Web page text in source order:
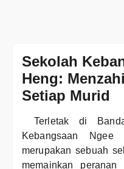
Sekolah
Heng:
Setiap Murid
Terletak di
Kebangsaan
merupakan sebuah
memainkan